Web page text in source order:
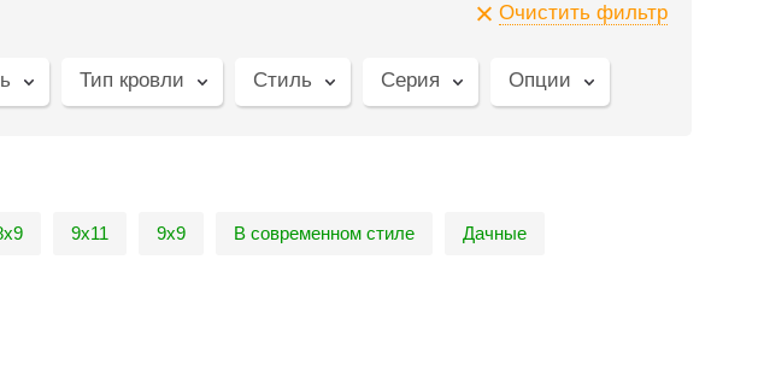
Очистить фильтр
Тип кровли Стиль Серия Опции
9х11 9х9 В современном стиле Дачные